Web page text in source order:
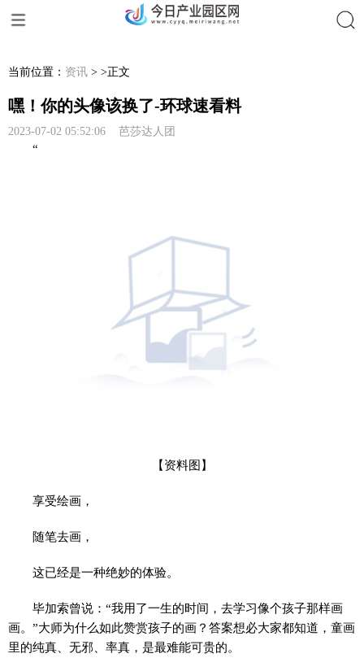
当前位置： 资讯 > >正文
嘿！你的头像该换了-环球速看料
2023-07-02 05:52:06 芭莎达人团
“
【资料图】
享受绘画，
随笔去画，
这已经是一种绝妙的体验。
毕加索曾说：“我用了一生的时间，去学习像个孩子那样画
画。”大师为什么如此赞赏孩子的画？答案想必大家都知道，童画
里的纯真、无邪、率真，是最难能可贵的。